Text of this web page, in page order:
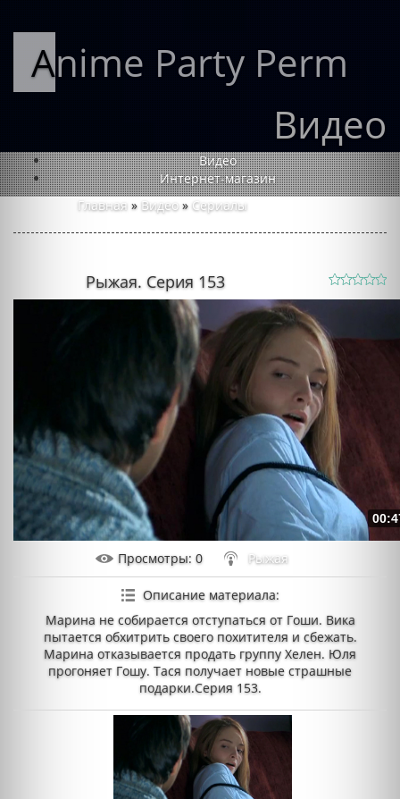
Anime Party Perm
Видео
Видео
Интернет-магазин
Главная » Видео » Сериалы
Рыжая. Серия 153
Просмотры: 0 Рыжая
Описание материала:
Марина не собирается отступаться от Гоши. Вика
пытается обхитрить своего похитителя и сбежать.
Марина отказывается продать группу Хелен. Юля
прогоняет Гошу. Тася получает новые страшные
подарки.Серия 153.